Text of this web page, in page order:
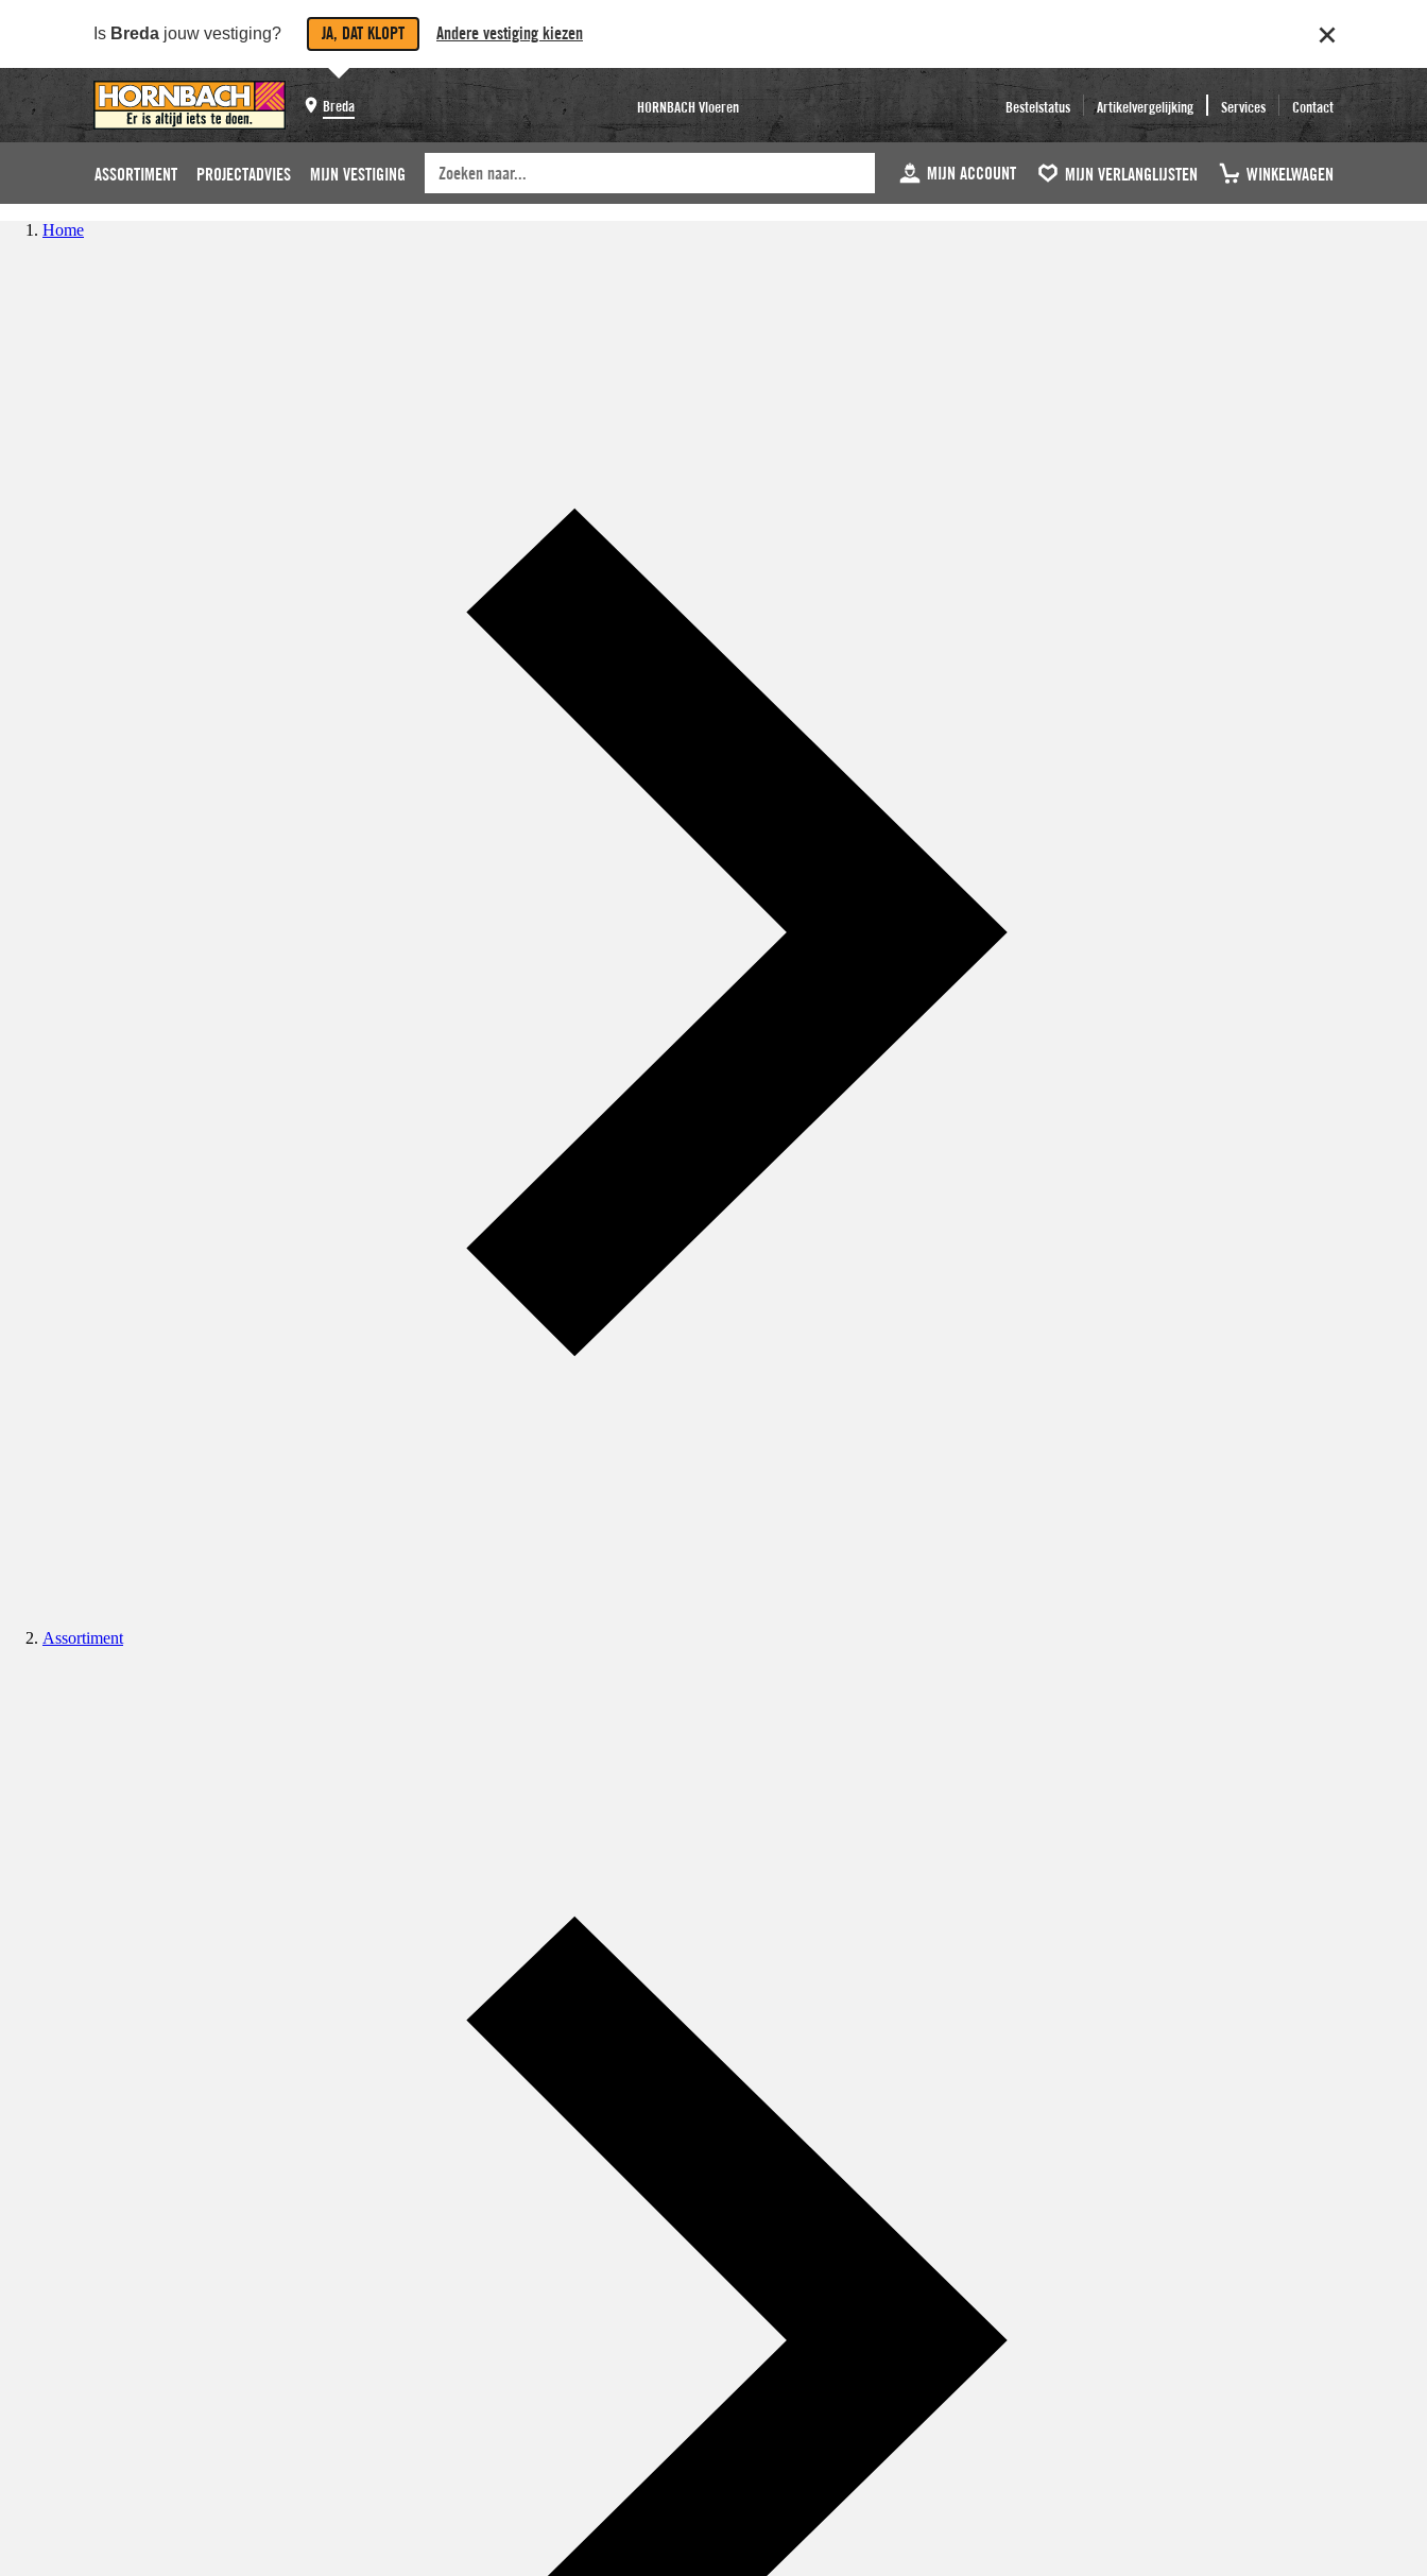
Is Breda jouw vestiging? JA, DAT KLOPT Andere vestiging kiezen
Breda HORNBACH Vloeren Bestelstatus Artikelvergelijking Services Contact
ASSORTIMENT PROJECTADVIES MIJN VESTIGING MIJN ACCOUNT MIJN VERLANGLIJSTEN WINKELWAGEN
Home
Assortiment